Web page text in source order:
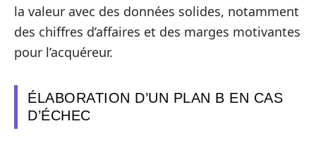
la valeur avec des données solides, notamment
des chiffres d’affaires et des marges motivantes
pour l’acquéreur.
ÉLABORATION D’UN PLAN B EN CAS
D’ÉCHEC